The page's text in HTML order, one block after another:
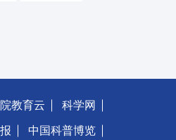
教育云 科学网
中国科普博览